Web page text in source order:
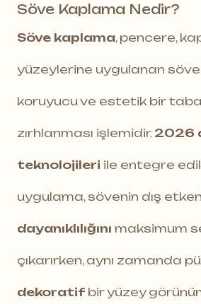
Söve Kaplama Nedir?
Söve kaplama, pencere,
yüzeylerine uygulanan söve
koruyucu ve estetik bir
zırhlanması işlemidir. 2026
teknolojileri ile entegre
uygulama, sövenin dış
dayanıklılığını maksimum
çıkarırken, aynı zamanda
dekoratif bir yüzey